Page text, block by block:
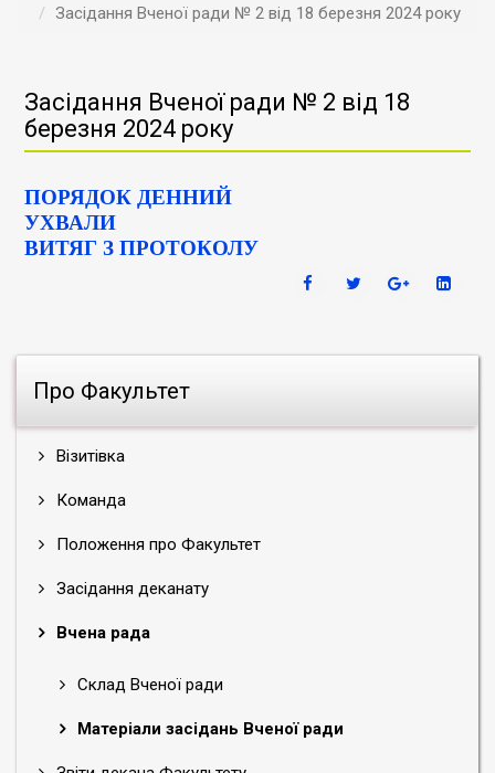
Засідання Вченої ради № 2 від 18 березня 2024 року
Про Факультет
Візитівка
Команда
Положення про Факультет
Засідання деканату
Вчена рада
Склад Вченої ради
Матеріали засідань Вченої ради
Засідання Вченої ради № 2 від 18
березня 2024 року
ПОРЯДОК ДЕННИЙ
УХВАЛИ
ВИТЯГ З ПРОТОКОЛУ